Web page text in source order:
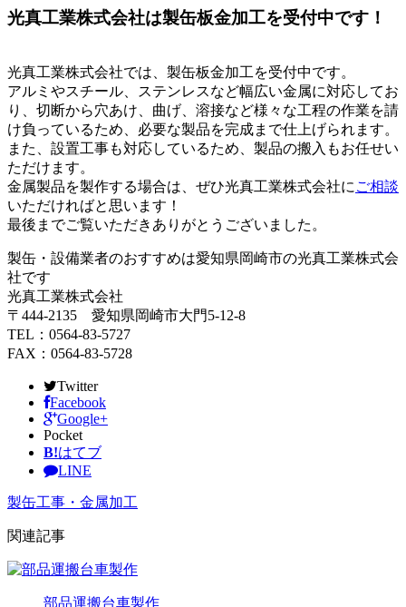
光真工業株式会社は製缶板金加工を受付中です！
光真工業株式会社では、製缶板金加工を受付中です。
アルミやスチール、ステンレスなど幅広い金属に対応してお
り、切断から穴あけ、曲げ、溶接など様々な工程の作業を請
け負っているため、必要な製品を完成まで仕上げられます。
また、設置工事も対応しているため、製品の搬入もお任せい
ただけます。
金属製品を製作する場合は、ぜひ光真工業株式会社に ご相談
いただければと思います！
最後までご覧いただきありがとうございました。
製缶・設備業者のおすすめは愛知県岡崎市の光真工業株式会
社です
光真工業株式会社
〒444-2135 愛知県岡崎市大門5-12-8
TEL：0564-83-5727
FAX：0564-83-5728
Twitter
Facebook
Google+
Pocket
B!はてブ
LINE
製缶工事・金属加工
関連記事
部品運搬台車製作